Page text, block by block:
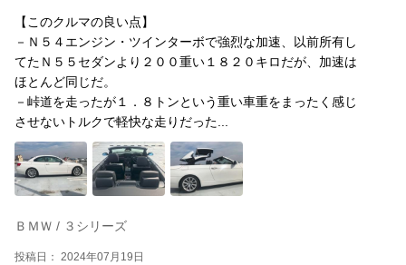
【このクルマの良い点】
－Ｎ５４エンジン・ツインターボで強烈な加速、以前所有し
てたＮ５５セダンより２００重い１８２０キロだが、加速は
ほとんど同じだ。
－峠道を走ったが１．８トンという重い車重をまったく感じ
させないトルクで軽快な走りだった...
ＢＭＷ / ３シリーズ
投稿日： 2024年07月19日